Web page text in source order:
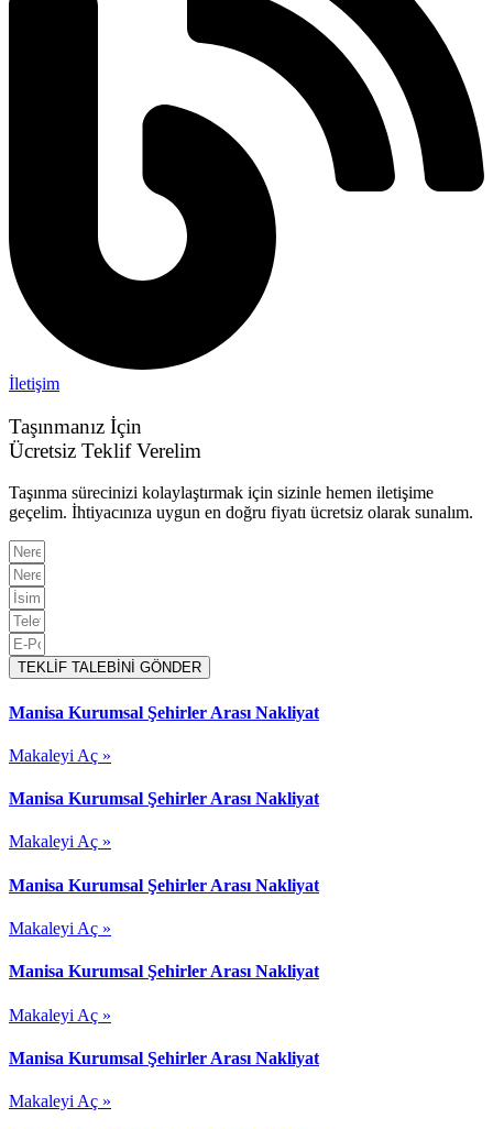
İletişim
Taşınmanız İçin
Ücretsiz Teklif Verelim
Taşınma sürecinizi kolaylaştırmak için sizinle hemen iletişime
geçelim. İhtiyacınıza uygun en doğru fiyatı ücretsiz olarak sunalım.
TEKLİF TALEBİNİ GÖNDER
Manisa Kurumsal Şehirler Arası Nakliyat
Makaleyi Aç »
Manisa Kurumsal Şehirler Arası Nakliyat
Makaleyi Aç »
Manisa Kurumsal Şehirler Arası Nakliyat
Makaleyi Aç »
Manisa Kurumsal Şehirler Arası Nakliyat
Makaleyi Aç »
Manisa Kurumsal Şehirler Arası Nakliyat
Makaleyi Aç »